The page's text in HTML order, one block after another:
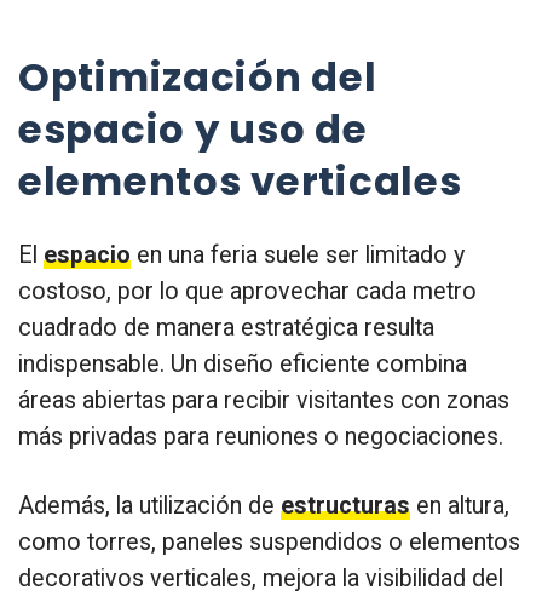
Optimización del
espacio y uso de
elementos verticales
El espacio en una feria suele ser limitado y
costoso, por lo que aprovechar cada metro
cuadrado de manera estratégica resulta
indispensable. Un diseño eficiente combina
áreas abiertas para recibir visitantes con zonas
más privadas para reuniones o negociaciones.
Además, la utilización de estructuras en altura,
como torres, paneles suspendidos o elementos
decorativos verticales, mejora la visibilidad del